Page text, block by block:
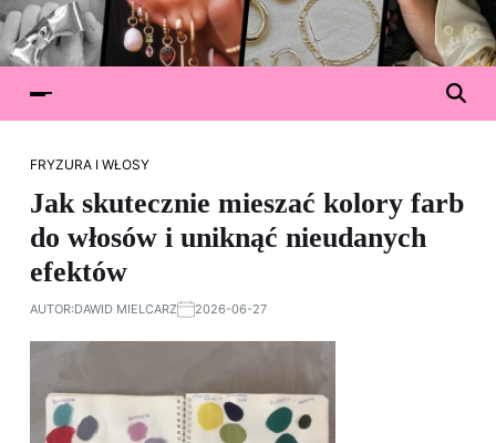
FRYZURA I WŁOSY
Jak skutecznie mieszać kolory farb
do włosów i uniknąć nieudanych
efektów
AUTOR:DAWID MIELCARZ 2026-06-27